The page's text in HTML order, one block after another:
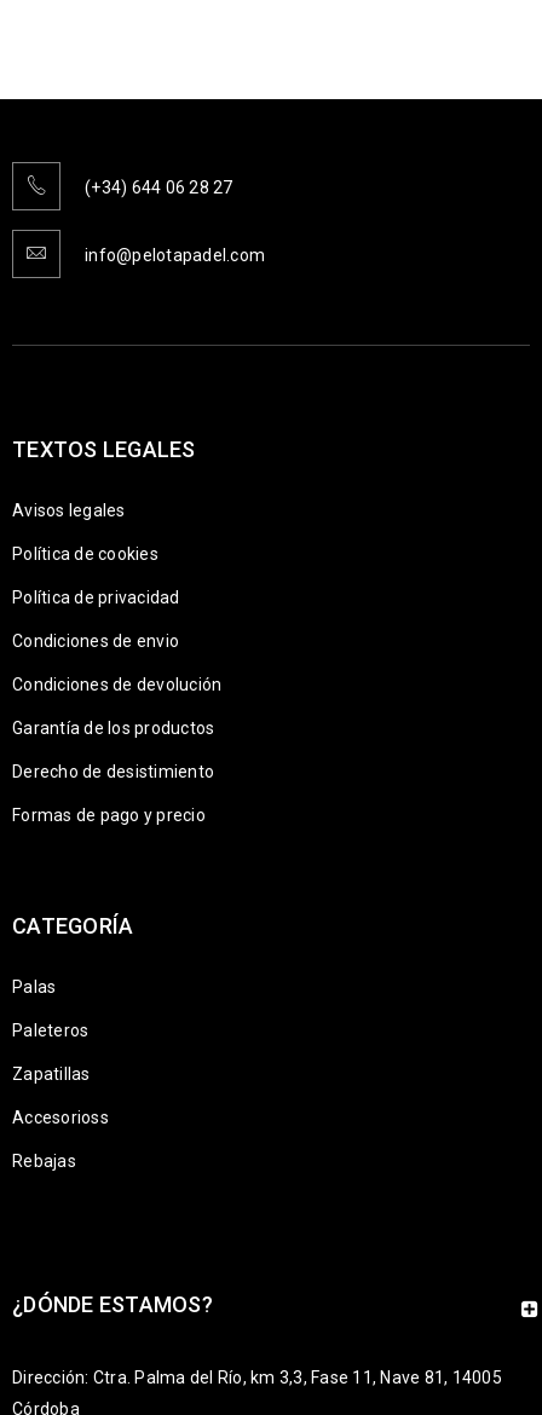
(+34) 644 06 28 27
info@pelotapadel.com
TEXTOS LEGALES
Avisos legales
Política de cookies
Política de privacidad
Condiciones de envio
Condiciones de devolución
Garantía de los productos
Derecho de desistimiento
Formas de pago y precio
CATEGORÍA
Palas
Paleteros
Zapatillas
Accesorioss
Rebajas
¿DÓNDE ESTAMOS?
Dirección: Ctra. Palma del Río, km 3,3, Fase 11, Nave 81, 14005
Córdoba